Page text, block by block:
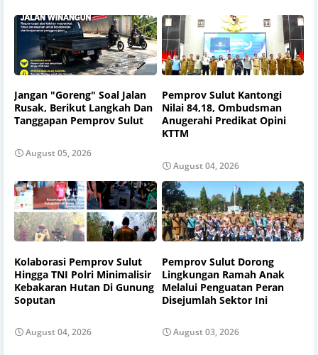
Jangan "Goreng" Soal Jalan
Rusak, Berikut Langkah Dan
Tanggapan Pemprov Sulut
August 05, 2026
Pemprov Sulut Kantongi
Nilai 84,18, Ombudsman
Anugerahi Predikat Opini
KTTM
August 04, 2026
Kolaborasi Pemprov Sulut
Hingga TNI Polri Minimalisir
Kebakaran Hutan Di Gunung
Soputan
August 04, 2026
Pemprov Sulut Dorong
Lingkungan Ramah Anak
Melalui Penguatan Peran
Disejumlah Sektor Ini
August 03, 2026